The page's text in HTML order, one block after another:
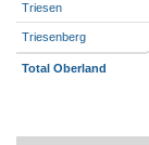
Triesen
Triesenberg
Total Oberland